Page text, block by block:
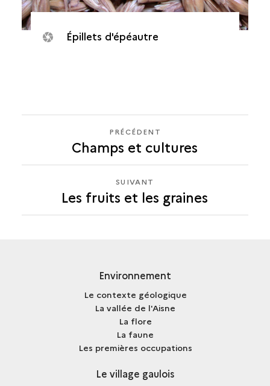
Épillets d'épéautre
PRÉCÉDENT
LES
FRUITS
GRAINES
PRÉCÉDENT
Champs et cultures
SUIVANT
LES
SUIVANT
Les fruits et les graines
Environnement
Le contexte géologique
La vallée de l'Aisne
La flore
La faune
Les premières occupations
Le village gaulois